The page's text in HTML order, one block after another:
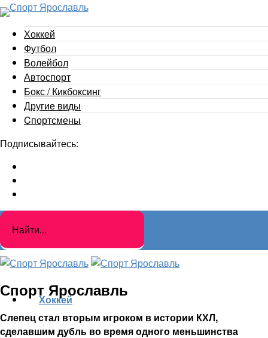
Хоккей
Футбол
Волейбол
Автоспорт
Бокс / Кикбоксинг
Другие виды
Cпортсмены
Подписывайтесь:
Спорт Ярославль
Слепец стал вторым игроком в истории КХЛ,
сделавшим дубль во время одного меньшинства
Хоккей